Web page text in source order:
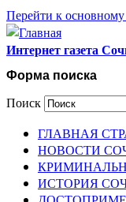
Перейти к
Интернет газета
Форма поиска
Поиск
ГЛАВНАЯ
НОВОСТИ
ИСТОРИЯ